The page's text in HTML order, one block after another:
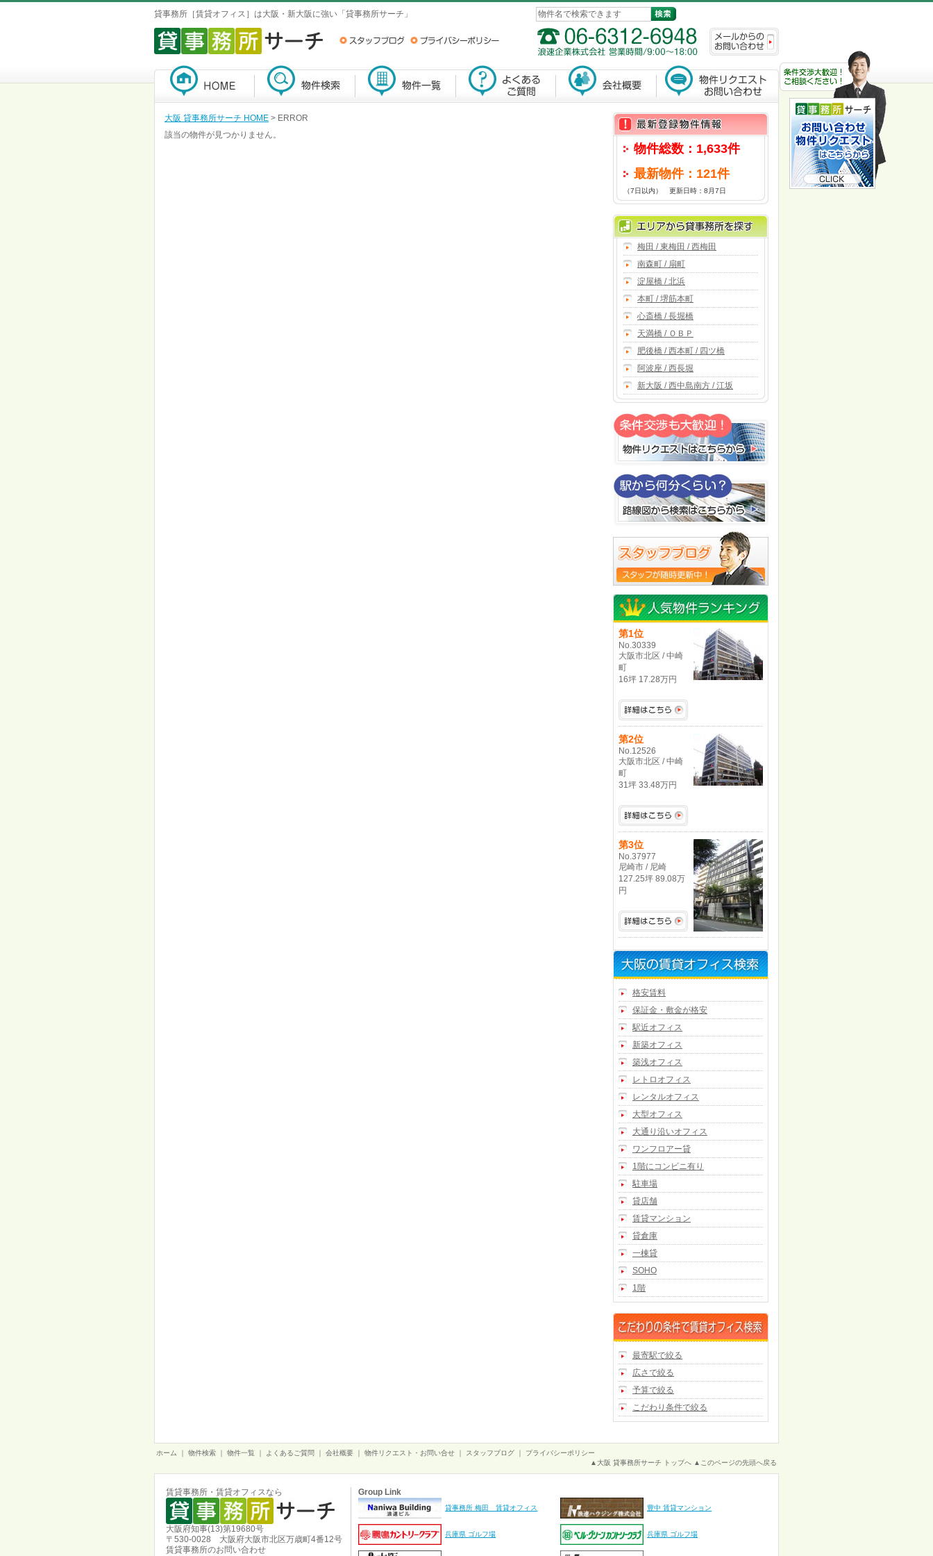
貸事務所［賃貸オフィス］は大阪・新大阪に強い「貸事務所サーチ」
大阪 貸事務所サーチ HOME > ERROR
該当の物件が見つかりません。
物件総数：1,633件
最新物件：121件
（7日以内） 更新日時：8月7日
梅田 / 東梅田 / 西梅田
南森町 / 扇町
淀屋橋 / 北浜
本町 / 堺筋本町
心斎橋 / 長堀橋
天満橋 / ＯＢＰ
肥後橋 / 西本町 / 四ツ橋
阿波座 / 西長堀
新大阪 / 西中島南方 / 江坂
第1位
No.30339
大阪市北区 / 中崎
町
16坪 17.28万円
第2位
No.12526
大阪市北区 / 中崎
町
31坪 33.48万円
第3位
No.37977
尼崎市 / 尼崎
127.25坪 89.08万
円
格安賃料
保証金・敷金が格安
駅近オフィス
新築オフィス
築浅オフィス
レトロオフィス
レンタルオフィス
大型オフィス
大通り沿いオフィス
ワンフロアー貸
1階にコンビニ有り
駐車場
貸店舗
賃貸マンション
貸倉庫
一棟貸
SOHO
1階
最寄駅で絞る
広さで絞る
予算で絞る
こだわり条件で絞る
ホーム 物件検索 物件一覧 よくあるご質問 会社概要 物件リクエスト・お問い合せ スタッフブログ
プライバシーポリシー
▲大阪 貸事務所サーチ トップへ ▲このページの先頭へ戻る
賃貸事務所・賃貸オフィスなら
大阪府知事(13)第19680号
〒530-0028 大阪府大阪市北区万歳町4番12号
賃貸事務所のお問い合わせ
Group Link
貸事務所 梅田 賃貸オフィス 豊中 賃貸マンション
兵庫県 ゴルフ場 兵庫県 ゴルフ場